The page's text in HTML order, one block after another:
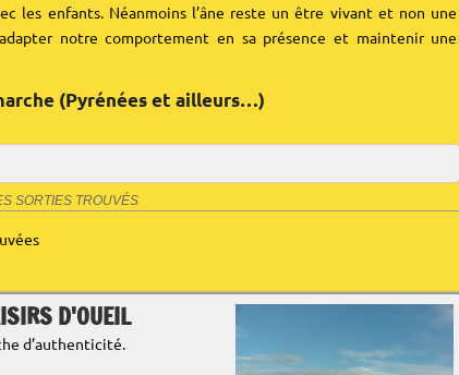
les enfants. Néanmoins l’âne reste un être vivant et non une
notre comportement en sa présence et maintenir une
(Pyrénées et ailleurs…)
SORTIES TROUVÉS
D'OUEIL
d’authenticité.